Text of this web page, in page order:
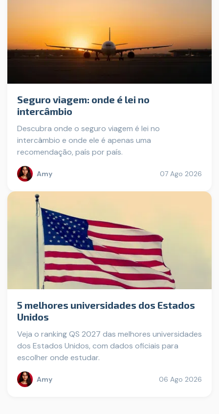
Seguro viagem: onde é lei no
intercâmbio
Descubra onde o seguro viagem é lei no
intercâmbio e onde ele é apenas uma
recomendação, país por país.
Amy 07 Ago 2026
5 melhores universidades dos Estados
Unidos
Veja o ranking QS 2027 das melhores universidades
dos Estados Unidos, com dados oficiais para
escolher onde estudar.
Amy 06 Ago 2026